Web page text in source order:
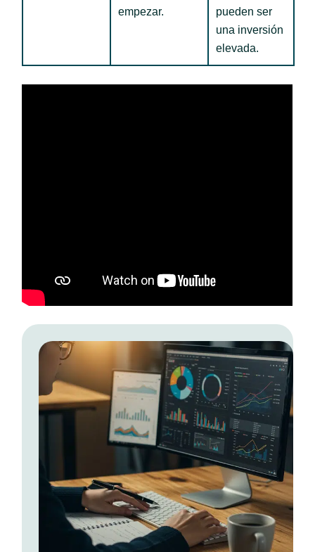
empezar.
pueden ser
una inversión
elevada.